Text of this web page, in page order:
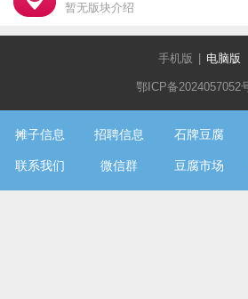
暂无版块介绍
手机版 电脑版
鄂ICP备2024057052
摊子信息 招聘信息 石牌豆腐
联系我们 微信群 豆腐市场